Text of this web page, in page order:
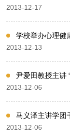
2013-12-17
学校举办心理健
2013-12-13
尹爱田教授主讲
2013-12-06
马义泽主讲学团
2013-12-06